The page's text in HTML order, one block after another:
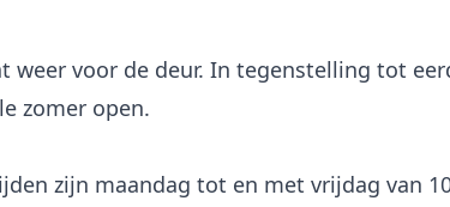
weer voor de deur. In tegenstelling tot
zomer open.
zijn maandag tot en met vrijdag van